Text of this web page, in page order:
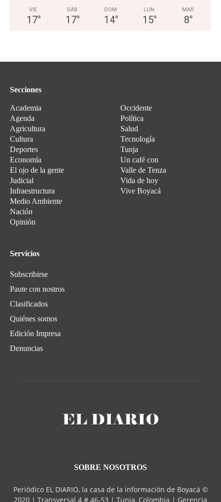
VIE
17°
SÁB
17°
DOM
14°
LUN
15°
MAR
8°
Secciones
Academia
Agenda
Agricultura
Cultura
Deportes
Economía
El ojo de la gente
Judicial
Infraestructura
Medio Ambiente
Nación
Opinión
Occidente
Política
Salud
Tecnología
Tunja
Un café con
Valle de Tenza
Vida de hoy
Vive Boyacá
Servicios
Subscribirse
Paute con nostros
Clasificados
Quiénes somos
Edición Impresa
Denuncias
SOBRE NOSOTROS
Periódico EL DIARIO, la casa de la información de Boyacá ©
2020 | Transversal 4 # 46-53 | Tunja, Colombia | Gerencia